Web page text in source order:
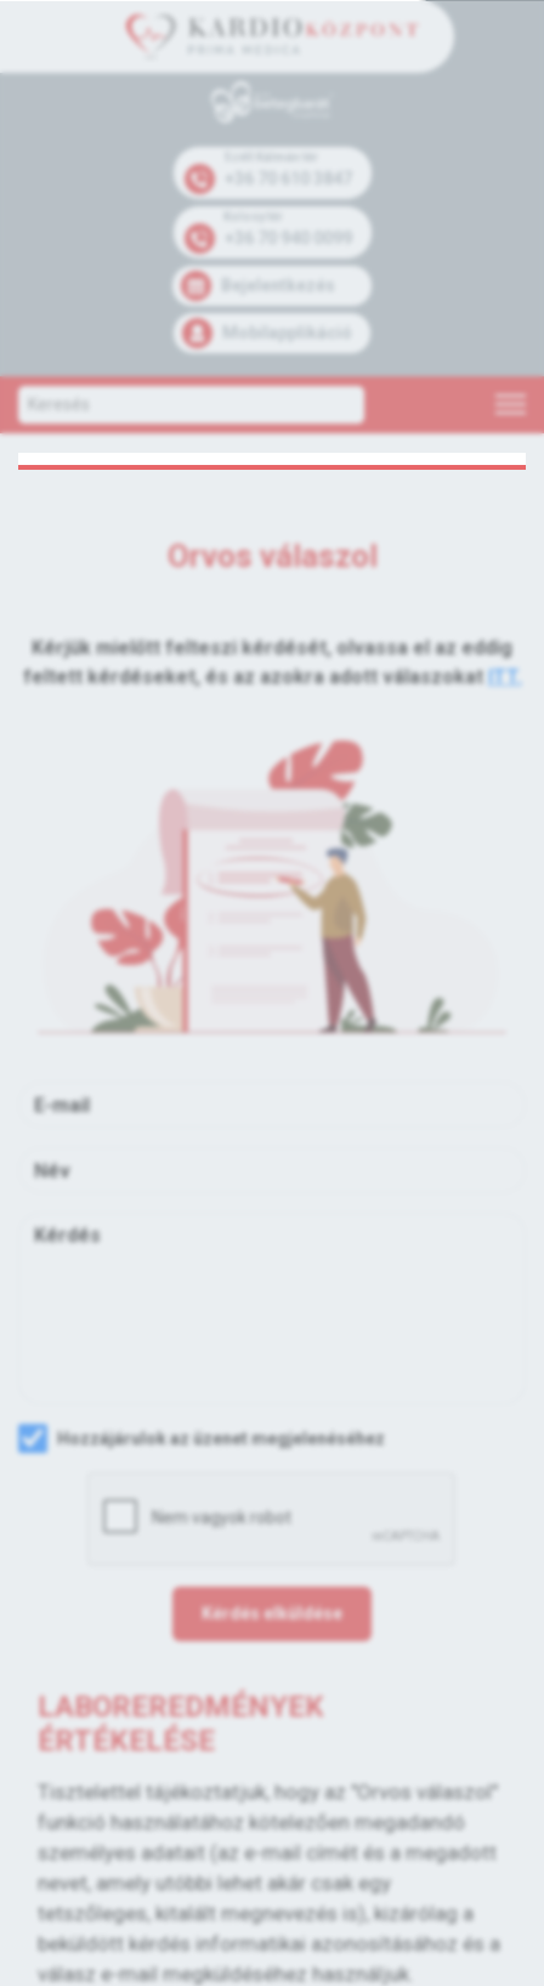
Bejelentkezés
Mobilapplikáció
Orvos válaszol
Kérjük mielőtt felteszi kérdését, olvassa el az eddig
feltett kérdéseket, és az azokra adott válaszokat ITT.
Hozzájárulok az üzenet megjelenéséhez
Kérdés elküldése
LABOREREDMÉNYEK
ÉRTÉKELÉSE
Tisztelettel tájékoztatjuk, hogy az "Orvos válaszol"
funkció használatához kötelezően megadandó
személyes adatait (az e-mail címét és a megadott
nevet, amely utóbbi lehet akár csak egy
tetszőleges, kitalált megnevezés is), kizárólag a
beküldött kérdés informatikai azonosításához és a
válasz e-mail megküldéséhez használjuk.